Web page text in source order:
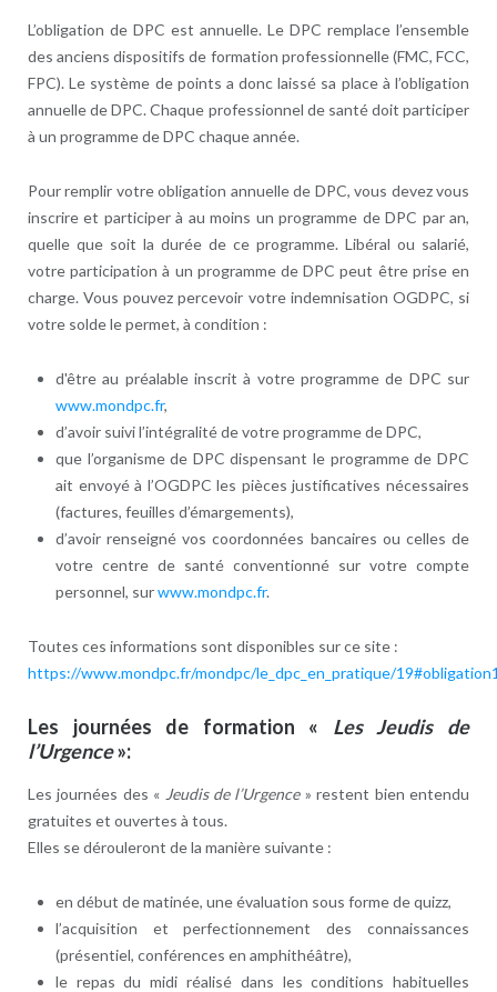
L’obligation de DPC est annuelle. Le DPC remplace l’ensemble
des anciens dispositifs de formation professionnelle (FMC, FCC,
FPC). Le système de points a donc laissé sa place à l’obligation
annuelle de DPC. Chaque professionnel de santé doit participer
à un programme de DPC chaque année.
Pour remplir votre obligation annuelle de DPC, vous devez vous
inscrire et participer à au moins un programme de DPC par an,
quelle que soit la durée de ce programme. Libéral ou salarié,
votre participation à un programme de DPC peut être prise en
charge. Vous pouvez percevoir votre indemnisation OGDPC, si
votre solde le permet, à condition :
d'être au préalable inscrit à votre programme de DPC sur
www.mondpc.fr,
d’avoir suivi l’intégralité de votre programme de DPC,
que l’organisme de DPC dispensant le programme de DPC
ait envoyé à l’OGDPC les pièces justificatives nécessaires
(factures, feuilles d’émargements),
d’avoir renseigné vos coordonnées bancaires ou celles de
votre centre de santé conventionné sur votre compte
personnel, surwww.mondpc.fr.
Toutes ces informations sont disponibles sur ce site :
https://www.mondpc.fr/mondpc/le_dpc_en_pratique/
Les journées de formation « Les Jeudis de
l’Urgence»:
Les journées des « Jeudis de l’Urgence » restent bien entendu
gratuites et ouvertes à tous.
Elles se dérouleront de la manière suivante :
en début de matinée, une évaluation sous forme de quizz,
l’acquisition et perfectionnement des connaissances
(présentiel, conférences en amphithéâtre),
le repas du midi réalisé dans les conditions habituelles